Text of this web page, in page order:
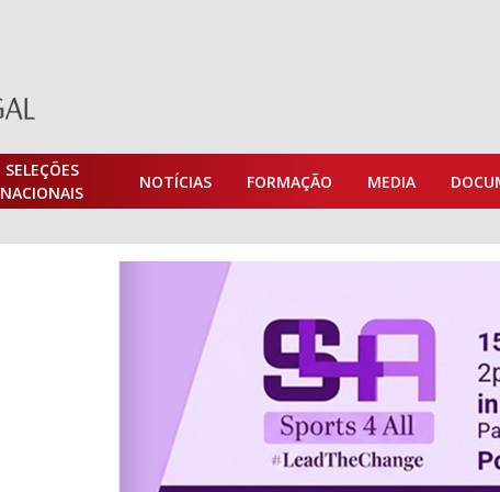
SELEÇÕES
NACIONAIS
NOTÍCIAS FORMAÇÃO MEDIA